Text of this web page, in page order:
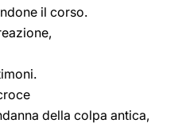
il corso.
della colpa antica,